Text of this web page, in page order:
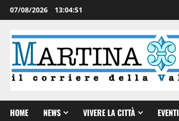
07/08/2026 13:04:52
HOME NEWS VIVERE LA CITTÀ EVENTI